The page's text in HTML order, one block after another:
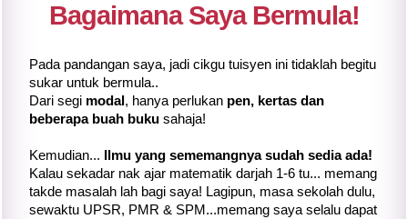
Bagaimana Saya Bermula!
Pada pandangan saya, jadi cikgu tuisyen ini tidaklah begitu
sukar untuk bermula..
Dari segi modal , hanya perlukan pen, kertas dan
beberapa buah buku sahaja!
Kemudian... Ilmu yang sememangnya sudah sedia ada!
Kalau sekadar nak ajar matematik darjah 1-6 tu... memang
takde masalah lah bagi saya! Lagipun, masa sekolah dulu,
sewaktu UPSR, PMR & SPM...memang saya selalu dapat